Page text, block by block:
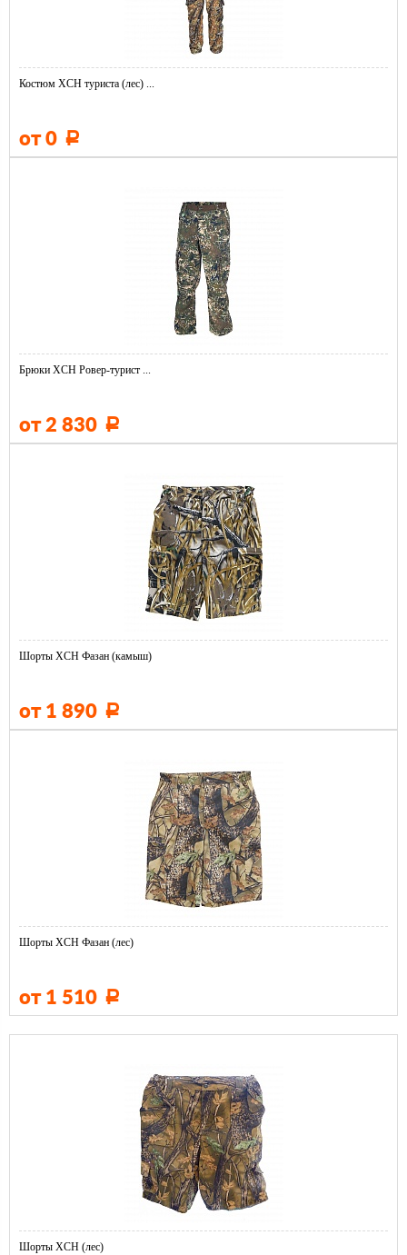
Костюм ХСН туриста (лес) ...
от 0 Р
Брюки ХСН Ровер-турист ...
от 2 830 Р
Шорты ХСН Фазан (камыш)
от 1 890 Р
Шорты ХСН Фазан (лес)
от 1 510 Р
Шорты ХСН (лес)